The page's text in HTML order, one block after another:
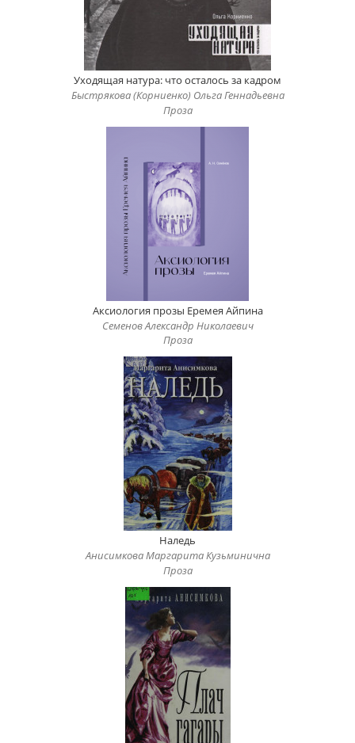
Уходящая натура: что осталось за кадром
Быстрякова (Корниенко) Ольга Геннадьевна
Проза
Аксиология прозы Еремея Айпина
Семенов Александр Николаевич
Проза
Наледь
Анисимкова Маргарита Кузьминична
Проза